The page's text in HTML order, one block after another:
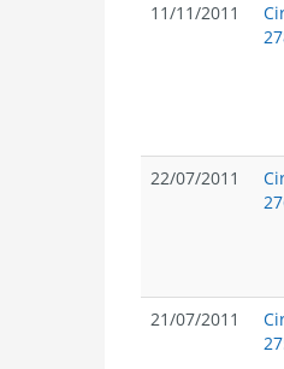
11/11/2011
22/07/2011
21/07/2011